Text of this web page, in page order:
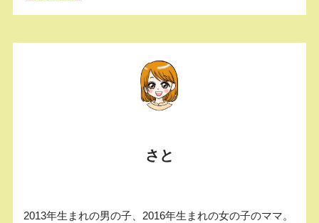
さと
2013年生まれの男の子、2016年生まれの女の子のママ。